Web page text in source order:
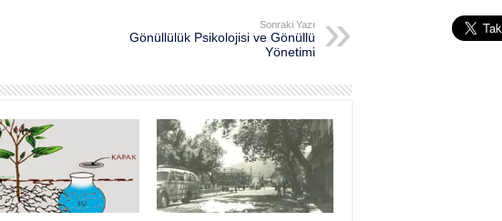
Sonraki Yazı
Gönüllülük Psikolojisi ve Gönüllü
Yönetimi